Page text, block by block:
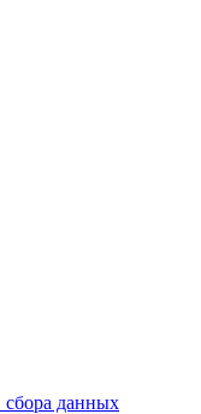
сбора данных